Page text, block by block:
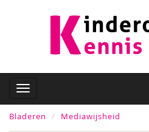
Bladeren Mediawijsheid